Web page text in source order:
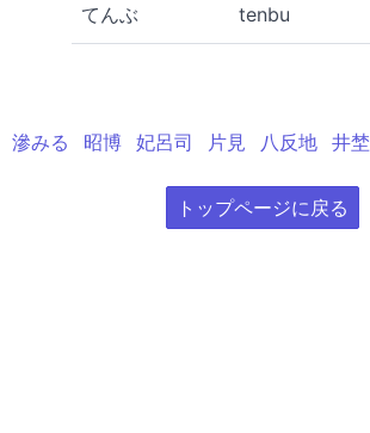
てんぶ tenbu
滲みる 昭博 妃呂司 片見 八反地 井埜
トップページに戻る